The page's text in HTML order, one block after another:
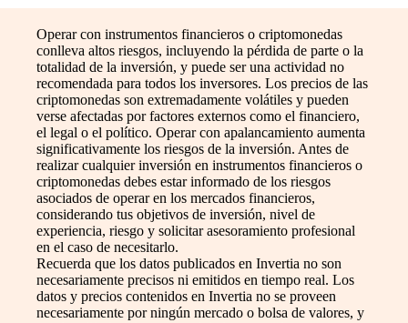
Operar con instrumentos financieros o criptomonedas
conlleva altos riesgos, incluyendo la pérdida de parte o la
totalidad de la inversión, y puede ser una actividad no
recomendada para todos los inversores. Los precios de las
criptomonedas son extremadamente volátiles y pueden
verse afectadas por factores externos como el financiero,
el legal o el político. Operar con apalancamiento aumenta
significativamente los riesgos de la inversión. Antes de
realizar cualquier inversión en instrumentos financieros o
criptomonedas debes estar informado de los riesgos
asociados de operar en los mercados financieros,
considerando tus objetivos de inversión, nivel de
experiencia, riesgo y solicitar asesoramiento profesional
en el caso de necesitarlo.
Recuerda que los datos publicados en Invertia no son
necesariamente precisos ni emitidos en tiempo real. Los
datos y precios contenidos en Invertia no se proveen
necesariamente por ningún mercado o bolsa de valores, y